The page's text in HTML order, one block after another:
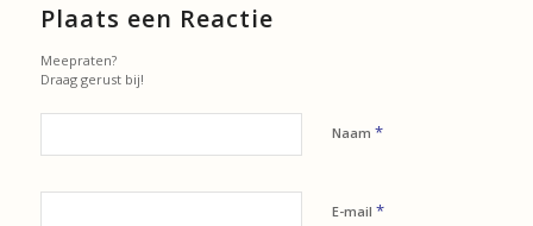
Plaats een Reactie
Meepraten?
Draag gerust bij!
Naam *
E-mail *